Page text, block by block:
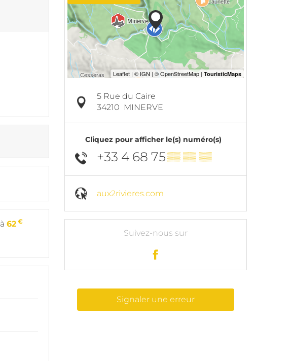
à62 €
5 Rue du Caire
34210 MINERVE
Cliquez pour afficher le(s) numéro(s)
+33 4 68 75▒▒ ▒▒ ▒▒
aux2rivieres.com
Suivez-nous sur
Signaler une erreur